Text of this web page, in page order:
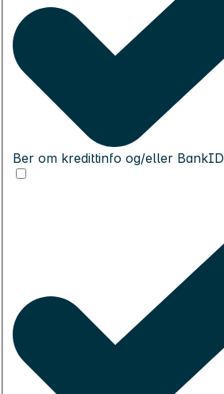
Ber om kredittinfo og/eller BankID